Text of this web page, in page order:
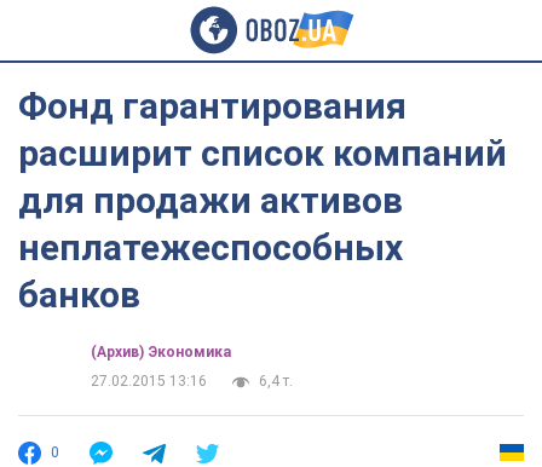
Фонд гарантирования
расширит список компаний
для продажи активов
неплатежеспособных
банков
(Архив) Экономика
27.02.2015 13:16
6,4 т.
0